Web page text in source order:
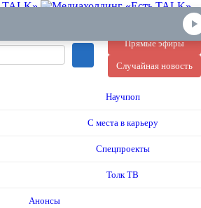
Прямые эфиры
Случайная новость
Научпоп
С места в карьеру
Спецпроекты
Толк ТВ
Анонсы